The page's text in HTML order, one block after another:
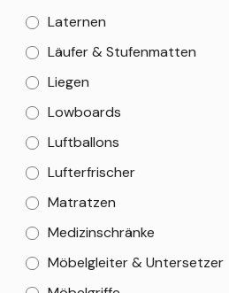
Laternen
Läufer & Stufenmatten
Liegen
Lowboards
Luftballons
Lufterfrischer
Matratzen
Medizinschränke
Möbelgleiter & Untersetzer